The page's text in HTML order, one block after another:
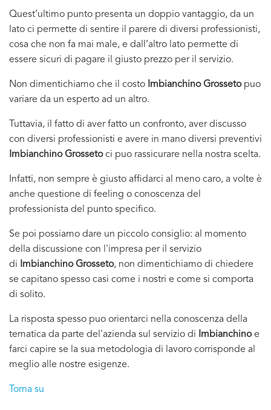
Quest’ultimo punto presenta un doppio vantaggio, da un
lato ci permette di sentire il parere di diversi professionisti,
cosa che non fa mai male, e dall’altro lato permette di
essere sicuri di pagare il giusto prezzo per il servizio.
Non dimentichiamo che il costo Imbianchino Grossetopuo
variare da un esperto ad un altro.
Tuttavia, il fatto di aver fatto un confronto, aver discusso
con diversi professionisti e avere in mano diversi preventivi
Imbianchino Grossetoci puo rassicurare nella nostra scelta.
Infatti, non sempre è giusto affidarci al meno caro, a volte è
anche questione di feeling o conoscenza del
professionista del punto specifico.
Se poi possiamo dare un piccolo consiglio: al momento
della discussione con l'impresa per il servizio
di
Imbianchino Grosseto, non dimentichiamo di chiedere
se capitano spesso casi come i nostri e come si comporta
di solito.
La risposta spesso puo orientarci nella conoscenza della
tematica da parte del'azienda sul servizio di
Imbianchinoe
farci capire se la sua metodologia di lavoro corrisponde al
meglio alle nostre esigenze.
Torna su